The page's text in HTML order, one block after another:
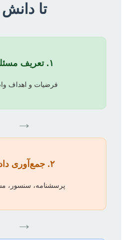
تا دانش
۱. تعریف مسئله
فرضیات و اهداف
→
۲. جمع‌آوری داده
پرسشنامه، سنسور،
→